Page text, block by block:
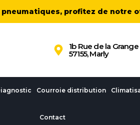
pneumatiques, profitez de
1b Rue de la
57155, Marly
Courroie distribution
Contact